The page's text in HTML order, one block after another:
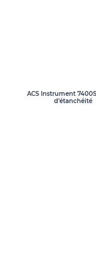
ACS Instrument
d’étanchéité